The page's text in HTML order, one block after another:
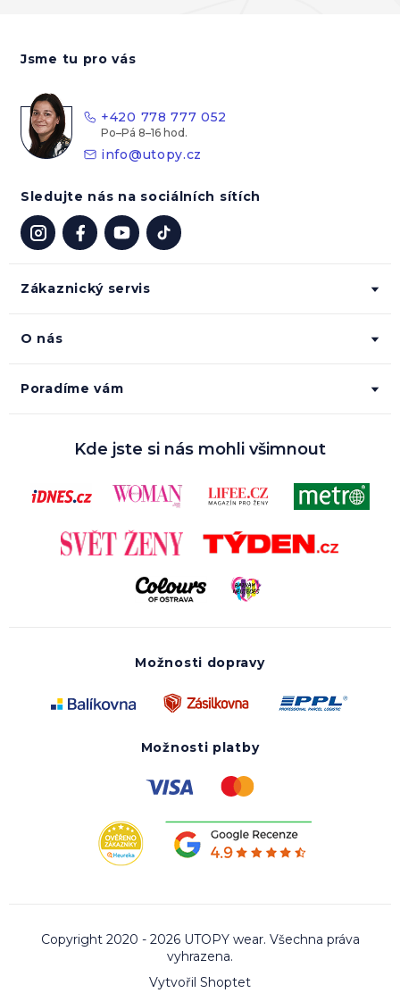
Zákaznický servis
O nás
Poradíme vám
Jsme tu pro vás
+420 778 777 052
info@utopy.cz
Sledujte nás na sociálních sítích
Kde jste si nás mohli všimnout
Možnosti dopravy
Možnosti platby
Vytvořil Shoptet
Copyright 2020 - 2026 UTOPY wear. Všechna práva
vyhrazena.